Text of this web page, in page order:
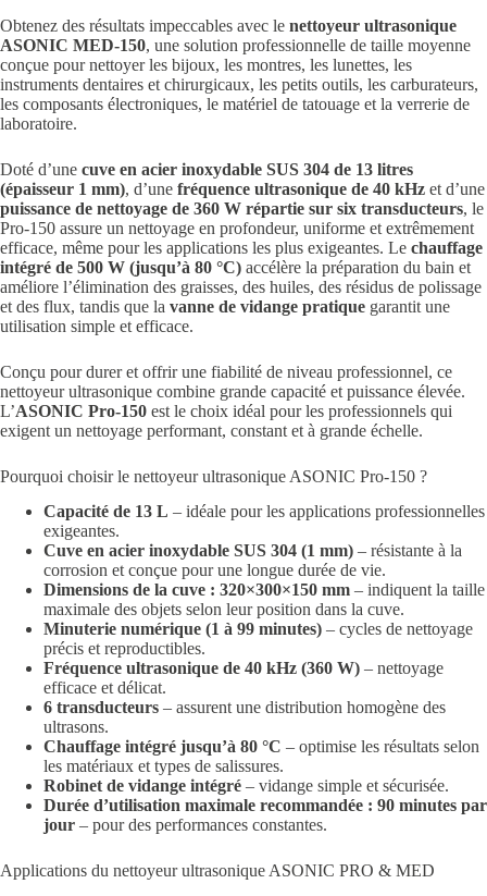
Obtenez des résultats impeccables avec le nettoyeur ultrasonique
ASONIC MED-150, une solution professionnelle de taille moyenne
conçue pour nettoyer les bijoux, les montres, les lunettes, les
instruments dentaires et chirurgicaux, les petits outils, les carburateurs,
les composants électroniques, le matériel de tatouage et la verrerie de
laboratoire.
Doté d’une cuve en acier inoxydable SUS 304 de 13 litres
(épaisseur 1 mm), d’une fréquence ultrasonique de 40 kHz et d’une
puissance de nettoyage de 360 W répartie sur six transducteurs, le
Pro-150 assure un nettoyage en profondeur, uniforme et extrêmement
efficace, même pour les applications les plus exigeantes. Le chauffage
intégré de 500 W (jusqu’à 80 °C) accélère la préparation du bain et
améliore l’élimination des graisses, des huiles, des résidus de polissage
et des flux, tandis que la vanne de vidange pratique garantit une
utilisation simple et efficace.
Conçu pour durer et offrir une fiabilité de niveau professionnel, ce
nettoyeur ultrasonique combine grande capacité et puissance élevée.
L’ASONIC Pro-150 est le choix idéal pour les professionnels qui
exigent un nettoyage performant, constant et à grande échelle.
Pourquoi choisir le nettoyeur ultrasonique ASONIC Pro-150 ?
Capacité de 13 L – idéale pour les applications professionnelles
exigeantes.
Cuve en acier inoxydable SUS 304 (1 mm) – résistante à la
corrosion et conçue pour une longue durée de vie.
Dimensions de la cuve : 320×300×150 mm – indiquent la taille
maximale des objets selon leur position dans la cuve.
Minuterie numérique (1 à 99 minutes) – cycles de nettoyage
précis et reproductibles.
Fréquence ultrasonique de 40 kHz (360 W) – nettoyage
efficace et délicat.
6 transducteurs – assurent une distribution homogène des
ultrasons.
Chauffage intégré jusqu’à 80 °C – optimise les résultats selon
les matériaux et types de salissures.
Robinet de vidange intégré – vidange simple et sécurisée.
Durée d’utilisation maximale recommandée : 90 minutes par
jour – pour des performances constantes.
Applications du nettoyeur ultrasonique ASONIC PRO & MED